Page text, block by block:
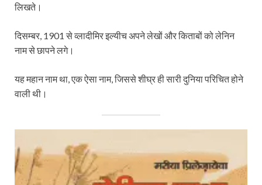
लिखते।
दिसम्बर, 1901 से व्लादीमिर इल्यीच अपने लेखों और किताबों को लेनिन
नाम से छापने लगे।
यह महान नाम था, एक ऐसा नाम, जिससे शीघ्र ही सारी दुनिया परिचित होने
वाली थी।